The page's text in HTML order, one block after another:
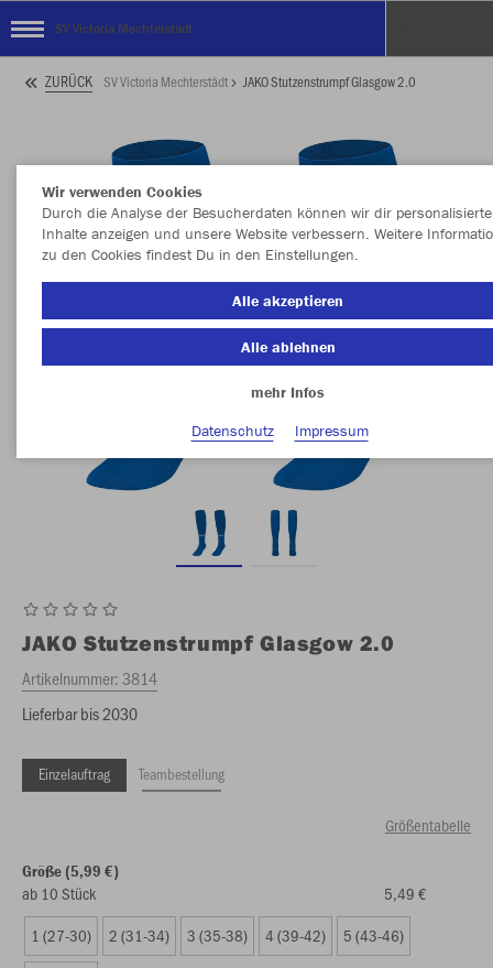
SV Victoria Mechterstädt
ZURÜCK SV Victoria Mechterstädt JAKO Stutzenstrumpf Glasgow 2.0
JAKO Stutzenstrumpf Glasgow 2.0
Artikelnummer:3814
Lieferbar bis 2030
Einzelauftrag Teambestellung
Größentabelle
Größe (5,99 €)
ab 10 Stück
5,49 €
1 (27-30)
2 (31-34) 3 (35-38) 4 (39-42) 5 (43-46)
Wir verwenden Cookies
Durch die Analyse der Besucherdaten können wir dir personalisierte
Inhalte anzeigen und unsere Website verbessern. Weitere
zu den Cookies findest Du in den Einstellungen.
Alle akzeptieren
Alle ablehnen
mehr Infos
Datenschutz
Impressum